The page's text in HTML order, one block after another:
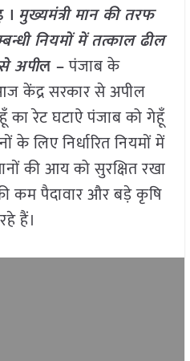
मुख्यमंत्री मान की तरफ
नियमों में तत्काल ढील
अपील –पंजाब के
केंद्र सरकार से अपील
का रेट घटाऐ पंजाब को गेहूँ
के लिए निर्धारित नियमों में
की आय को सुरक्षित रखा
कम पैदावार और बड़े कृषि
हैं।